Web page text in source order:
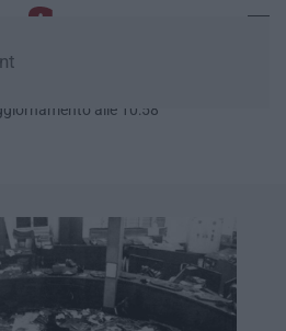
alle 10:58